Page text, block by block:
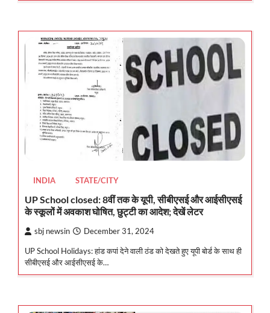
INDIA STATE/CITY
UP School closed: 8वीं तक के यूपी, सीबीएसई और आईसीएसई
के स्कूलों में अवकाश घोषित, छुट्टी का आदेश; देखें लेटर
sbj newsin December 31, 2024
UP School Holidays: हांड कपां देने वाली ठंड को देखते हुए यूपी बोर्ड के साथ ही
सीबीएसई और आईसीएसई के…